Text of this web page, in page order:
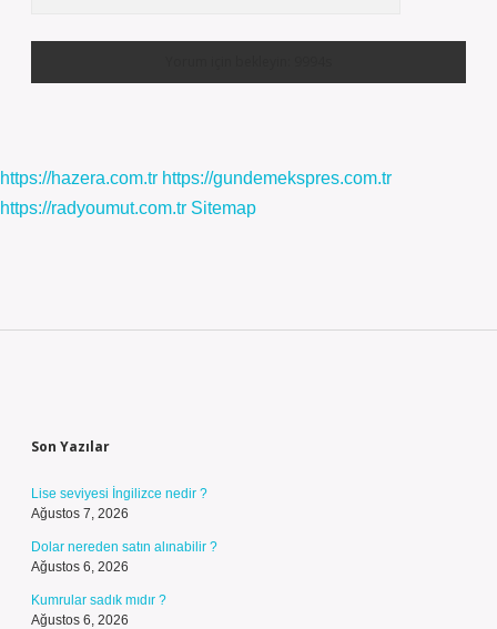
https://hazera.com.tr https://gundemekspres.com.tr
https://radyoumut.com.tr Sitemap
Son Yazılar
Lise seviyesi İngilizce nedir ?
Ağustos 7, 2026
Dolar nereden satın alınabilir ?
Ağustos 6, 2026
Kumrular sadık mıdır ?
Ağustos 6, 2026